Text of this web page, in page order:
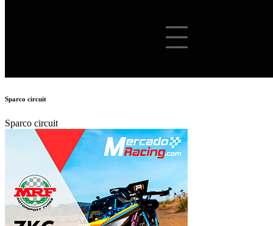
Sparco circuit
Sparco circuit